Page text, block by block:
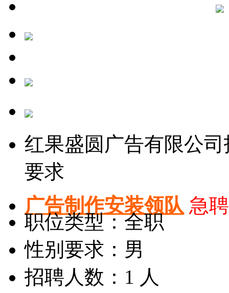
红果盛圆广告有限公
要求
广告制作安装领队 急聘
职位类型：全职
性别要求：男
招聘人数：1 人